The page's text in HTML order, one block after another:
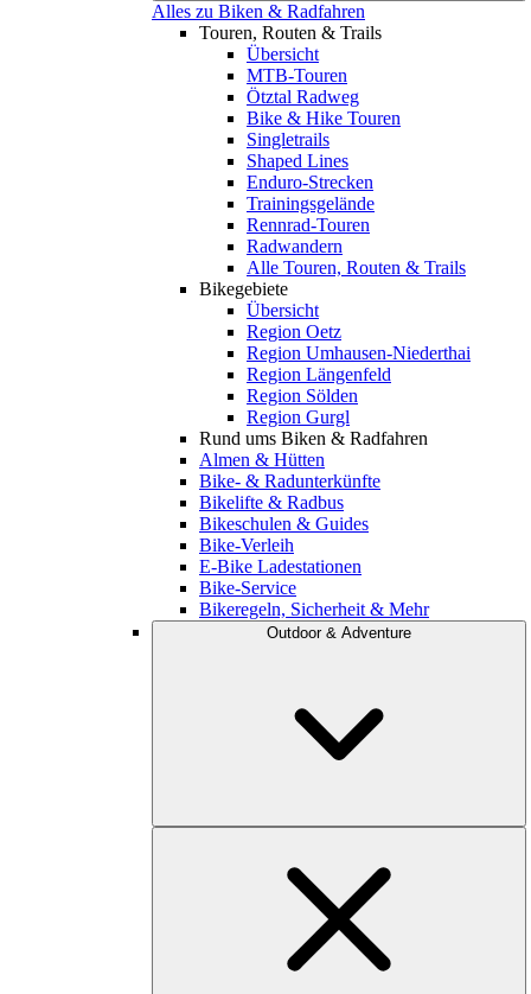
Alles zu Biken & Radfahren
Touren, Routen & Trails
Übersicht
MTB-Touren
Ötztal Radweg
Bike & Hike Touren
Singletrails
Shaped Lines
Enduro-Strecken
Trainingsgelände
Rennrad-Touren
Radwandern
Alle Touren, Routen & Trails
Bikegebiete
Übersicht
Region Oetz
Region Umhausen-Niederthai
Region Längenfeld
Region Sölden
Region Gurgl
Rund ums Biken & Radfahren
Almen & Hütten
Bike- & Radunterkünfte
Bikelifte & Radbus
Bikeschulen & Guides
Bike-Verleih
E-Bike Ladestationen
Bike-Service
Bikeregeln, Sicherheit & Mehr
Outdoor & Adventure